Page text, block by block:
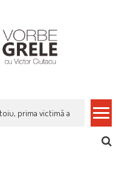
prima victimă a noi